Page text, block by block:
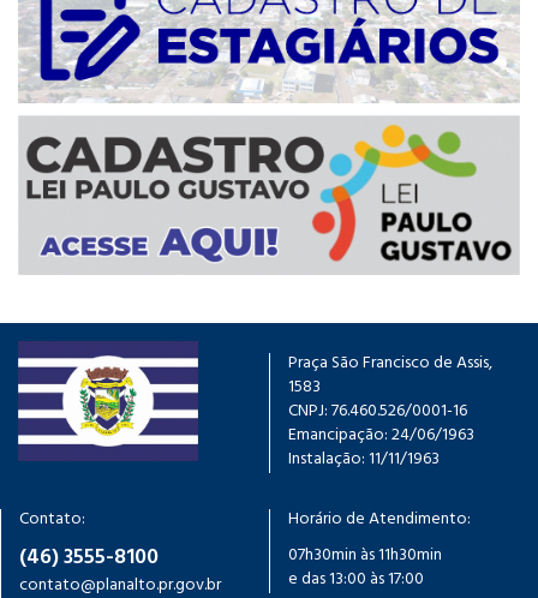
Praça São Francisco de Assis,
1583
CNPJ: 76.460.526/0001-16
Emancipação: 24/06/1963
Instalação: 11/11/1963
Contato:
(46) 3555-8100
contato@planalto.pr.gov.br
Horário de Atendimento:
07h30min às 11h30min
e das 13:00 às 17:00